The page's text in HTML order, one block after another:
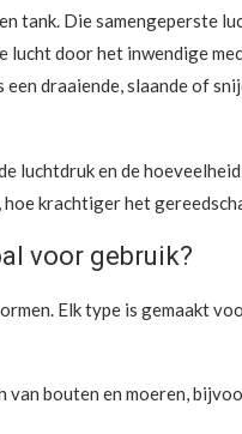
tank. Die samengeperste
door het inwendige
draaiende, slaande of
luchtdruk en de
krachtiger het
voor gebruik?
Elk type is gemaakt
bouten en moeren,